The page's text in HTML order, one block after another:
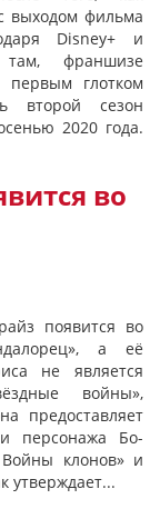
выходом фильма
Disney+ и
франшизе
первым глотком
второй сезон
2020 года.
во
появится во
а её
не является
войны»,
предоставляет
персонажа Бо-
клонов» и
утверждает...